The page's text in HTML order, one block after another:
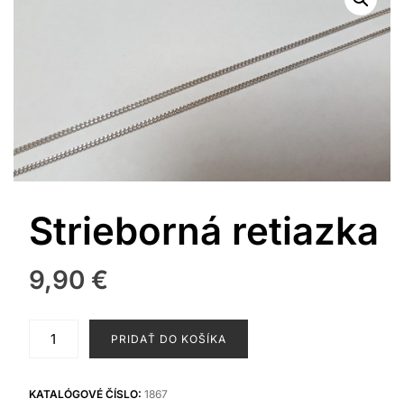
Strieborná retiazka
9,90 €
PRIDAŤ DO KOŠÍKA
KATALÓGOVÉ ČÍSLO: 1867